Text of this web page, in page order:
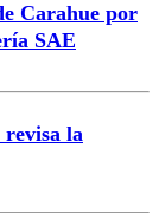
Carahue por
SAE
revisa la